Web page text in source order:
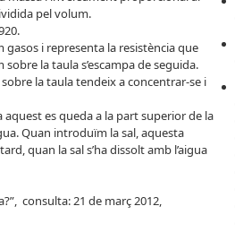
pel volum.
i representa la resistència que
la taula s’escampa de seguida.
la taula tendeix a concentrar-se i
aquest es queda a la part superior de la
Quan introduïm la sal, aquesta
quan la sal s’ha dissolt amb l’aigua
consulta: 21 de març 2012,